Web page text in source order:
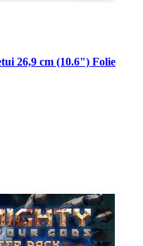
26,9 cm (10.6") Folie